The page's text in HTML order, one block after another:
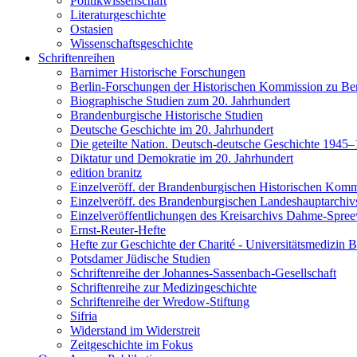
Literaturgeschichte
Ostasien
Wissenschaftsgeschichte
Schriftenreihen
Barnimer Historische Forschungen
Berlin-Forschungen der Historischen Kommission zu
Biographische Studien zum 20. Jahrhundert
Brandenburgische Historische Studien
Deutsche Geschichte im 20. Jahrhundert
Die geteilte Nation. Deutsch-deutsche Geschichte
Diktatur und Demokratie im 20. Jahrhundert
edition branitz
Einzelveröff. der Brandenburgischen Historischen
Einzelveröff. des Brandenburgischen
Einzelveröffentlichungen des Kreisarchivs Dahme-
Ernst-Reuter-Hefte
Hefte zur Geschichte der Charité - Universitätsmedizin
Potsdamer Jüdische Studien
Schriftenreihe der Johannes-Sassenbach-Gesellschaft
Schriftenreihe zur Medizingeschichte
Schriftenreihe der Wredow-Stiftung
Sifria
Widerstand im Widerstreit
Zeitgeschichte im Fokus